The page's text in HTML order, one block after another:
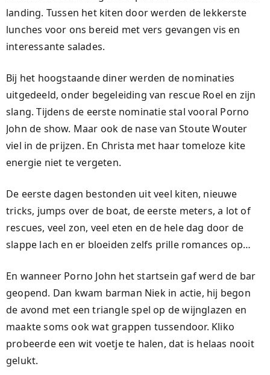
landing. Tussen het kiten door werden de lekkerste
lunches voor ons bereid met vers gevangen vis en
interessante salades.
Bij het hoogstaande diner werden de nominaties
uitgedeeld, onder begeleiding van rescue Roel en zijn
slang. Tijdens de eerste nominatie stal vooral Porno
John de show. Maar ook de nase van Stoute Wouter
viel in de prijzen. En Christa met haar tomeloze kite
energie niet te vergeten.
De eerste dagen bestonden uit veel kiten, nieuwe
tricks, jumps over de boat, de eerste meters, a lot of
rescues, veel zon, veel eten en de hele dag door de
slappe lach en er bloeiden zelfs prille romances op…
En wanneer Porno John het startsein gaf werd de bar
geopend. Dan kwam barman Niek in actie, hij begon
de avond met een triangle spel op de wijnglazen en
maakte soms ook wat grappen tussendoor. Kliko
probeerde een wit voetje te halen, dat is helaas nooit
gelukt.